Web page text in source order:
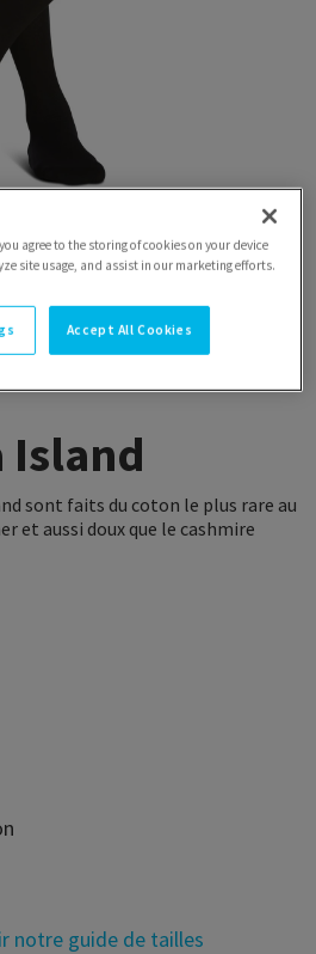
Island
sont faits du coton le plus rare au
et aussi doux que le cashmire
notre guide de tailles
agree to the storing of cookies on your device
site usage, and assist in our marketing efforts.
Accept All Cookies